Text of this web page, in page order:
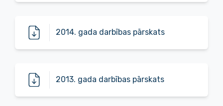
2014. gada darbības pārskats
2013. gada darbības pārskats